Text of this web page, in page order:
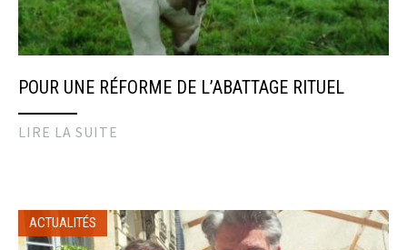
POUR UNE RÉFORME DE L’ABATTAGE RITUEL
LIRE LA SUITE
ACTUALITÉS